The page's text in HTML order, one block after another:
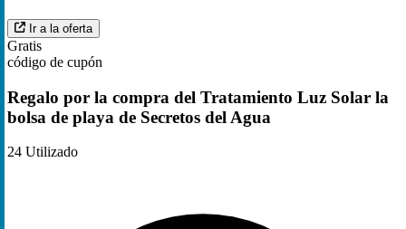
Ir a la oferta
Gratis
código de cupón
Regalo por la compra del Tratamiento Luz Solar la
bolsa de playa de Secretos del Agua
24 Utilizado